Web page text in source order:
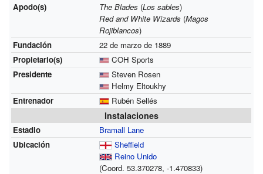
Apodo(s)
The Blades(Los sables)
Red and White Wizards(Magos
Rojiblancos)
Fundación
22 de marzo de 1889
Propietario(s)
COH Sports
Presidente
Steven Rosen
Helmy Eltoukhy
Entrenador
Rubén Sellés
Instalaciones
Estadio
Bramall Lane
Ubicación
Sheffield
Reino Unido
(Coord. 53.370278, -1.470833)